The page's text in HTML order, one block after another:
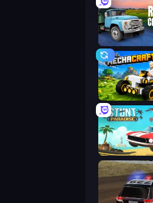
Mechacraft.io
Stunt Paradise